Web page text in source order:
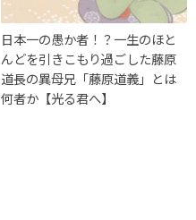
日本一の愚か者！？一生のほと
んどを引きこもり過ごした藤原
道長の異母兄「藤原道義」とは
何者か【光る君へ】